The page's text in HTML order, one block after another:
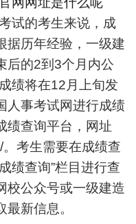
试的考生来说，成
据历年经验，一级建
后的2到3个月内公
绩将在12月上旬发
人事考试网进行成绩
绩查询平台，网址
考生需要在成绩查
绩查询”栏目进行查
校公众号或一级建造
新信息。